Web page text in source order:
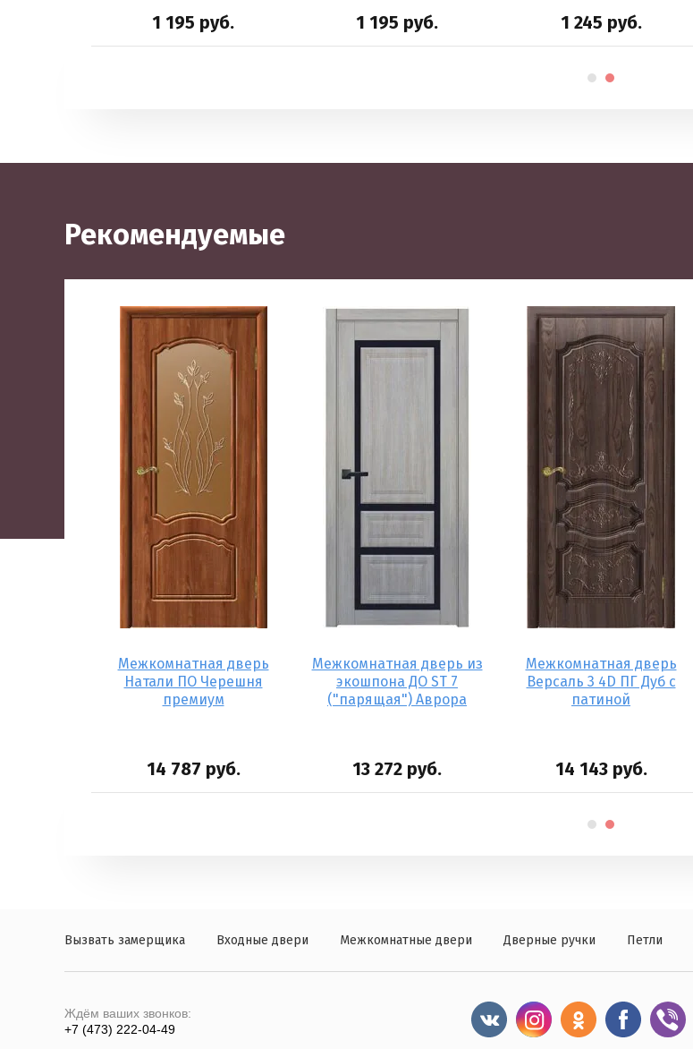
1 195 руб. 1 195 руб. 1 245 руб.
Рекомендуемые
Межкомнатная дверь
Натали ПО Черешня
премиум
14 787 руб.
Межкомнатная дверь из
экошпона ДО ST 7
("парящая") Аврора
13 272 руб.
Межкомнатная дверь
Версаль 3 4D ПГ Дуб с
патиной
14 143руб.
Вызвать замерщика Входные двери Межкомнатные двери Дверные ручки Петли
Ждём ваших звонков:
+7 (473) 222-04-49